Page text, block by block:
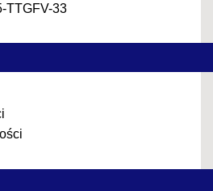
TTGFV-33